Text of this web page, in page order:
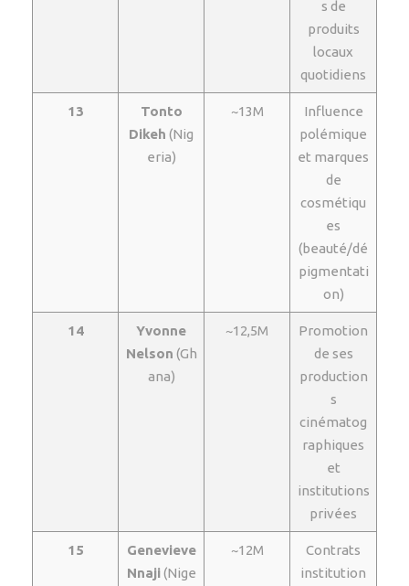
s de
produits
locaux
quotidiens
13
Tonto
Dikeh (Nig
eria)
~13M
Influence
polémique
et marques
de
cosmétiqu
es
(beauté/dé
pigmentati
on)
14
Yvonne
Nelson (Gh
ana)
~12,5M
Promotion
de ses
production
s
cinématog
raphiques
et
institutions
privées
15
Genevieve
Nnaji(Nige
~12M
Contrats
institution